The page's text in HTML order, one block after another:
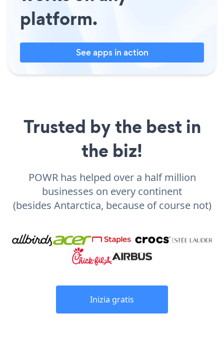
platform.
See apps in action
Trusted by the best in
the biz!
POWR has helped over a half million
businesses on every continent
(besides Antarctica, because of course not)
Inizia gratis